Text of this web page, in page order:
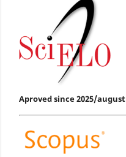
Aproved since 2025/august